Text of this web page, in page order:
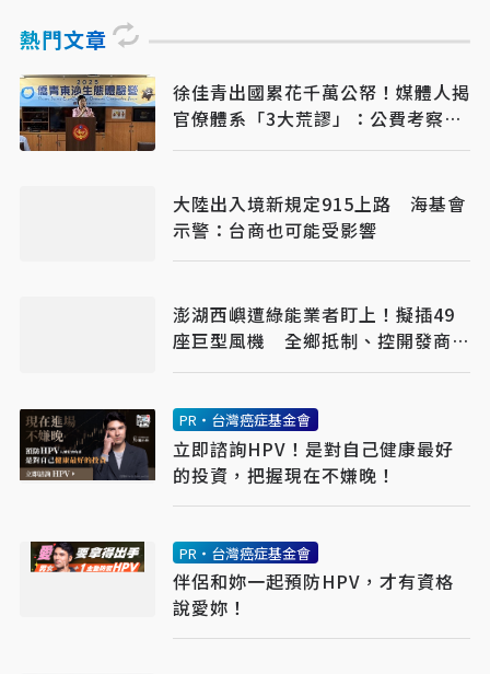
熱門文章
徐佳青出國累花千萬公帑！媒體人揭
官僚體系「3大荒謬」：公費考察應
徹底翻修
大陸出入境新規定915上路 海基會
示警：台商也可能受影響
澎湖西嶼遭綠能業者盯上！擬插49
座巨型風機 全鄉抵制、控開發商打
消耗戰
PR・台灣癌症基金會
立即諮詢HPV！是對自己健康最好
的投資，把握現在不嫌晚！
PR・台灣癌症基金會
伴侶和妳一起預防HPV，才有資格
說愛妳！